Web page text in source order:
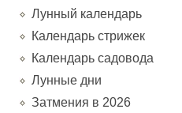
Лунный календарь
Календарь стрижек
Календарь садовода
Лунные дни
Затмения в 2026